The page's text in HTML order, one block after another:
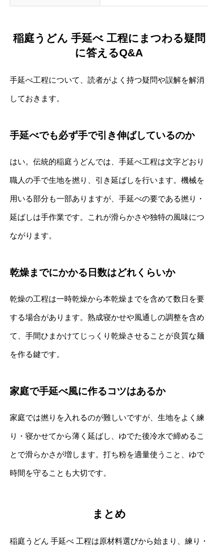
稲庭うどん 手延べ 工程にまつわる疑問
に答えるQ&A
手延べ工程について、読者がよく持つ疑問や誤解を解消
しておきます。
手延べでも必ず手で引き伸ばしているのか
はい。伝統的稲庭うどんでは、手延べ工程は文字どおり
職人の手で生地を撚り、引き延ばしを行います。機械を
用いる部分も一部ありますが、手延べの要である撚り・
延ばしは手作業です。これが滑らかさや独特の風味につ
ながります。
乾燥までにかかる日数はどれくらいか
乾燥の工程は一時乾燥から本乾燥までを含めて数日を要
する場合があります。熟成寝かせや風通しの調整を含め
て、手間ひまかけてじっくり乾燥させることが良質な麺
を作る鍵です。
家庭で手延べ風に作るコツはあるか
家庭では撚りを入れるのが難しいですが、生地をよく練
り・寝かせてから薄く延ばし、ゆでた後冷水で締めるこ
とで滑らかさが増します。打ち粉を適量使うこと、ゆで
時間を守ることも大切です。
まとめ
稲庭うどん 手延べ 工程は原材料選びから始まり、練り・